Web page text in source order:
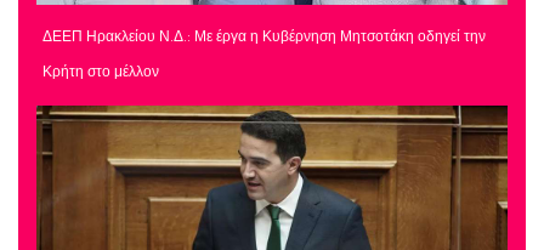
ΔΕΕΠ Ηρακλείου Ν.Δ.: Με έργα η Κυβέρνηση Μητσοτάκη οδηγεί την
Κρήτη στο μέλλον